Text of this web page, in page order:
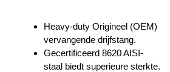
Heavy-duty Origineel (OEM)
vervangende drijfstang.
Gecertificeerd 8620 AISI-
staal biedt superieure sterkte.